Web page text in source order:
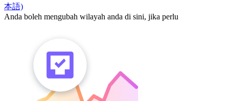
本語)
Anda boleh mengubah wilayah anda di sini, jika perlu